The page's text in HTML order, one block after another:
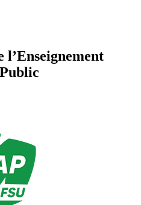
l’Enseignement